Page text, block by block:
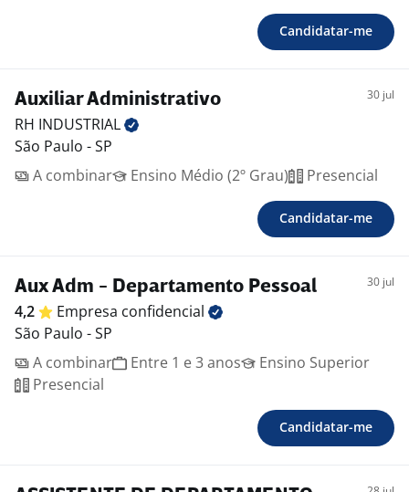
Candidatar-me
Auxiliar Administrativo 30 jul
RH INDUSTRIAL
São Paulo - SP
A combinar
Ensino Médio (2º Grau) Presencial
Candidatar-me
Aux Adm - Departamento Pessoal 30 jul
4,2 Empresa confidencial
São Paulo - SP
A combinar
Entre 1 e 3 anos
Ensino Superior
Presencial
Candidatar-me